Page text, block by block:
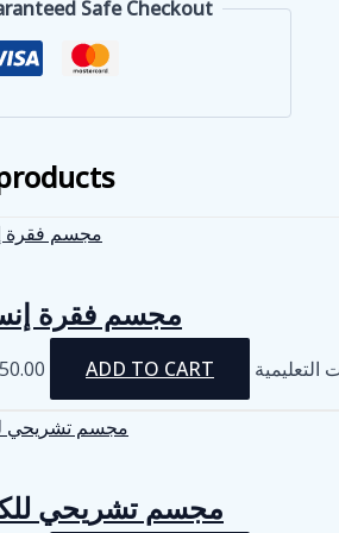
Safe Checkout
مجسم فقرة
50.00 ADD TO CART
مجسم تشريحي